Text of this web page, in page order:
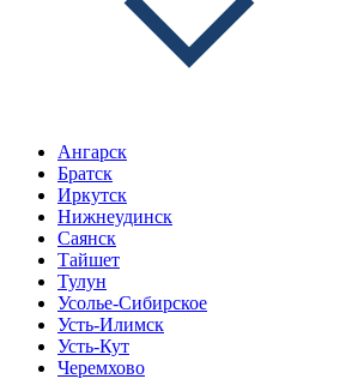
Ангарск
Братск
Иркутск
Нижнеудинск
Саянск
Тайшет
Тулун
Усолье-Сибирское
Усть-Илимск
Усть-Кут
Черемхово